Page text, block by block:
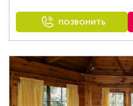
ПОЗВОНИТЬ